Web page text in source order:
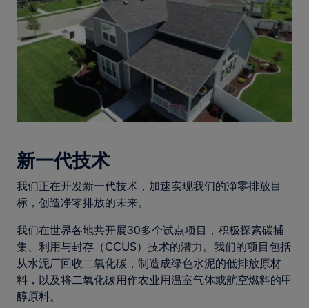
新一代技术
我们正在开发新一代技术，加速实现我们的净零排放目
标，创造净零排放的未来。
我们在世界各地共开展30多个试点项目，积极探索碳捕
集、利用与封存（CCUS）技术的潜力。我们的项目包括
从水泥厂回收二氧化碳，制造成绿色水泥的低排放原材
料，以及将二氧化碳用作农业用温室气体或航空燃料的甲
醇原料。